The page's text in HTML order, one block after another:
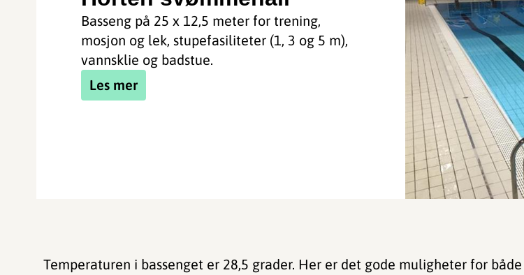
Basseng på 25 x 12,5 meter for trening,
mosjon og lek, stupefasiliteter (1, 3 og 5 m),
vannsklie og badstue.
Les mer
Temperaturen i bassenget er 28,5 grader. Her er det gode muligheter for både